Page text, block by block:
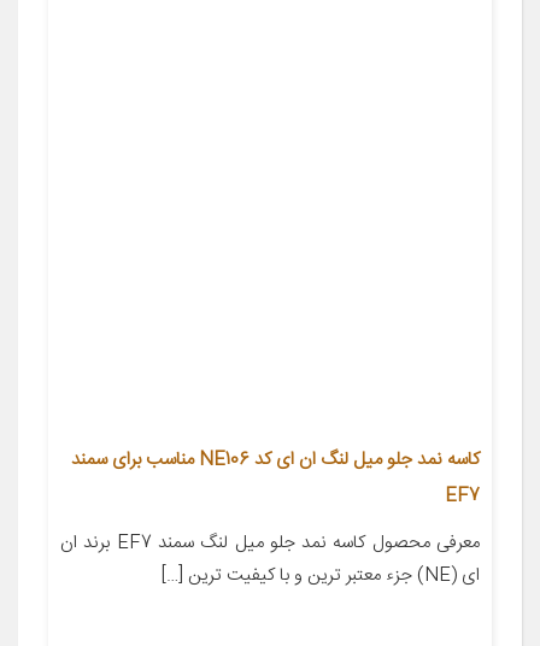
کاسه نمد جلو میل لنگ ان ای کد NE106 مناسب برای سمند
EF7
معرفی محصول کاسه نمد جلو میل لنگ سمند EF7 برند ان
ای (NE) جزء معتبر ترین و با کیفیت ترین […]